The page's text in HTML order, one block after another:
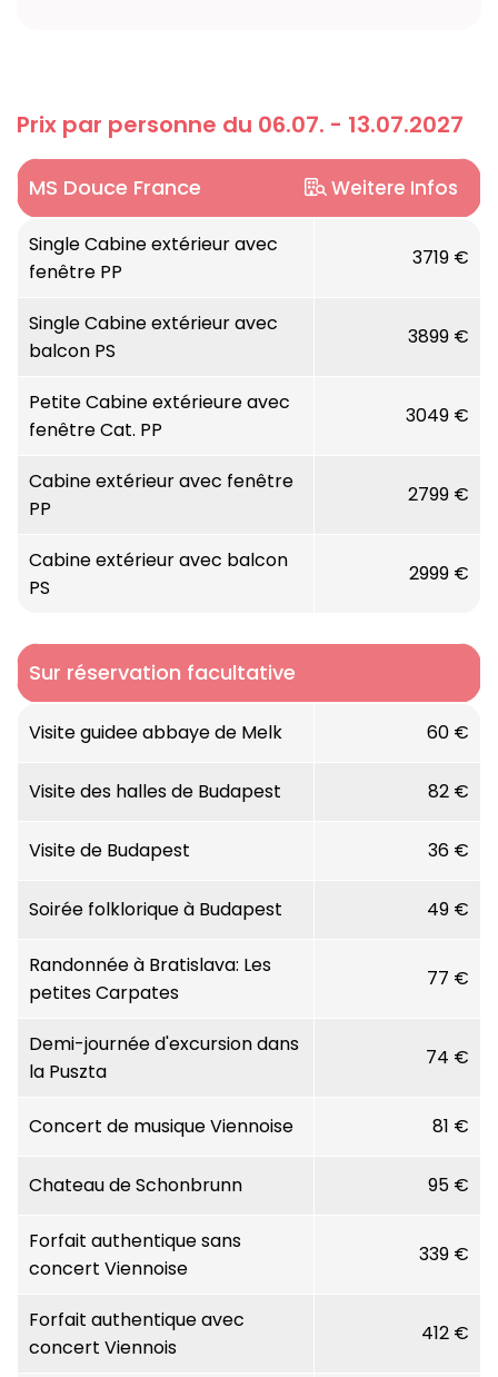
Prix par personne du 06.07. - 13.07.2027
MS Douce France Weitere Infos
Nombre de passagers :107
Longueur :
Largeur : 10.1
Année de construction :1997
Entièrement rénové en 2017 selon les
navire offre désormais des cabines
beaucoup plus spacieuses avec de grandes
baies vitrées sur le pont supérieur. La
décoration douce et féminine mêle des
anis dans les espaces communs. Les cabines
Single Cabine extérieur avec
fenêtre PP
3719 €
Single Cabine extérieur avec
balcon PS
3899 €
Petite Cabine extérieure avec
fenêtre Cat. PP
3049 €
Cabine extérieur avec fenêtre
PP
2799 €
Cabine extérieur avec balcon
PS
2999 €
Sur réservation facultative
Visite guidee abbaye de Melk 60 €
Visite des halles de Budapest 82 €
Visite de Budapest 36 €
Soirée folklorique à Budapest 49 €
Randonnée à Bratislava: Les
petites Carpates
77 €
Demi-journée d'excursion dans
la Puszta
74 €
Concert de musique Viennoise 81 €
Chateau de Schonbrunn 95 €
Forfait authentique sans
concert Viennoise
339 €
Forfait authentique avec
concert Viennois
412 €